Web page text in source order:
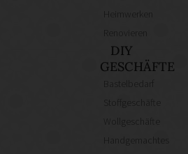
Heimwerken
DIY
GESCHÄFTE
Bastelbedarf
Stoffgeschäfte
Wollgeschäfte
Handgemachtes